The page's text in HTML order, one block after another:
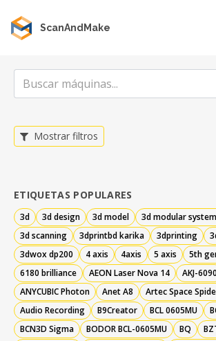
ScanAndMake
Mostrar filtros
ETIQUETAS POPULARES
3d 3d design 3d model 3d modular
3d scanning
3dprintbd karika 3dprinting
3dwox dp200
4 axis 4axis 5 axis
5th
6180 brilliance
AEON Laser Nova 14 AKJ-6090
ANYCUBIC Photon
Anet A8 Artec Space
Audio Recording
B9Creator BCL 0605MU
BCN3D Sigma
BODOR BCL-0605MU BQ